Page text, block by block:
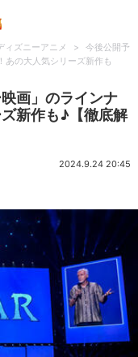
ィズニーアニメ >
今後公開予
あの大人気シリーズ新作も
画」のラインナ
新作も♪【徹底解
2024.9.24 20:45